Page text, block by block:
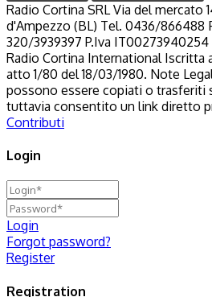
Radio Cortina SRL Via del mercato
d'Ampezzo (BL) Tel. 0436/866488
320/3939397 P.Iva
Radio Cortina International Iscritta
atto 1/80 del 18/03/1980. Note
possono essere copiati o trasferiti
tuttavia consentito un link diretto
Contributi
Login
Login
Forgot password?
Register
Registration